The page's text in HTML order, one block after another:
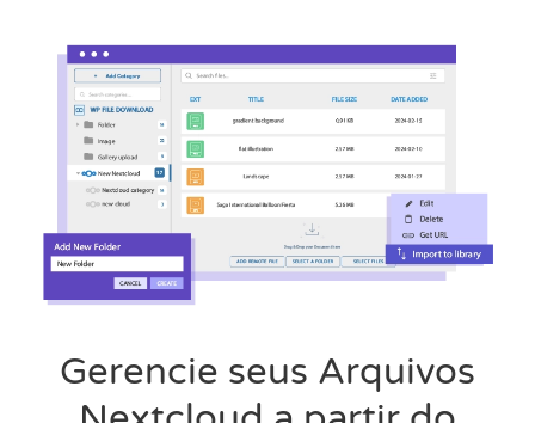
Gerencie seus Arquivos